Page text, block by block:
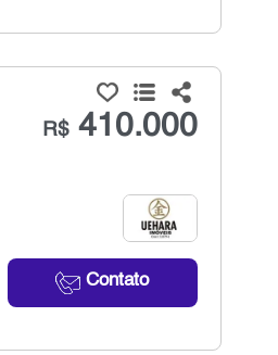
R$410.000
Contato